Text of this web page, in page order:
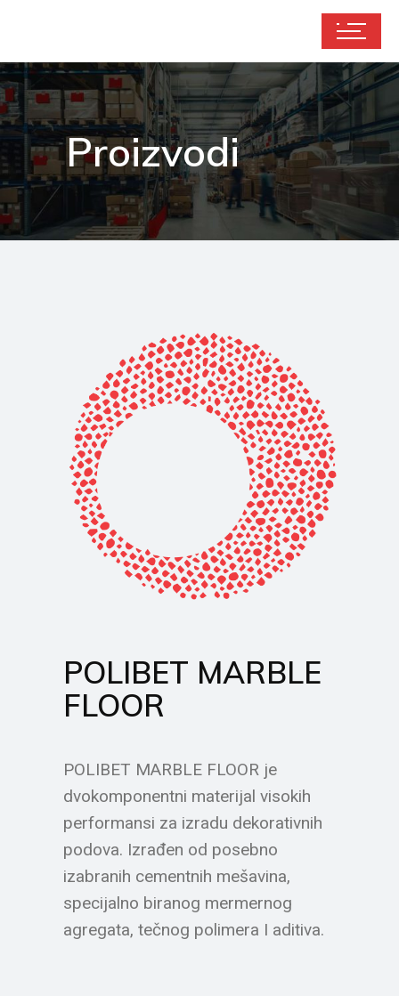
Proizvodi
POLIBET MARBLE
FLOOR
POLIBET MARBLE FLOOR je
dvokomponentni materijal visokih
performansi za izradu dekorativnih
podova. Izrađen od posebno
izabranih cementnih mešavina,
specijalno biranog mermernog
agregata, tečnog polimera I aditiva.